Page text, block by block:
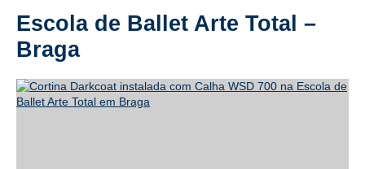
Escola de Ballet Arte Total –
Braga